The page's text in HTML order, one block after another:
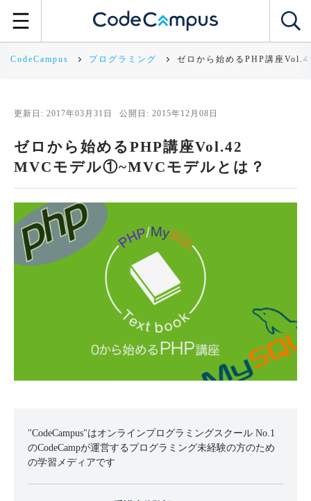
CodeCampus プログラミング ゼロから始めるPHP講座
更新日: 2017年03月31日 公開日: 2015年12月08日
ゼロから始めるPHP講座Vol.42
MVCモデル①~MVCモデルとは？
"CodeCampus"はオンラインプログラミングスクール No.1
のCodeCampが運営するプログラミング未経験の方のため
の学習メディアです